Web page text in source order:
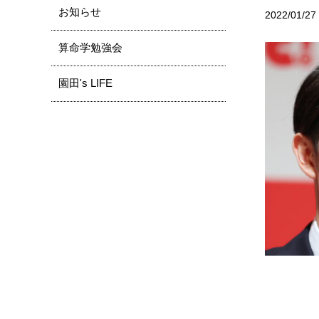
2022/01/27
お知らせ
算命学勉強会
園田's LIFE